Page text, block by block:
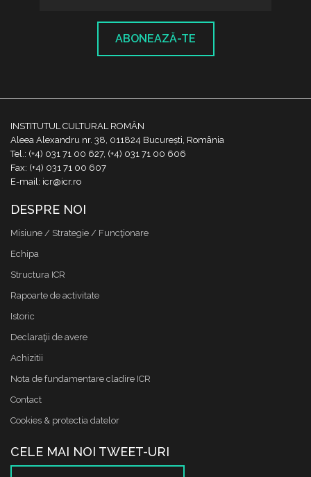
ABONEAZĂ-TE
INSTITUTUL CULTURAL ROMÂN
Aleea Alexandru nr. 38, 011824 București, România
Tel.: (+4) 031 71 00 627, (+4) 031 71 00 606
Fax: (+4) 031 71 00 607
E-mail: icr@icr.ro
DESPRE NOI
Misiune / Strategie / Funcţionare
Echipa
Structura ICR
Rapoarte de activitate
Istoric
Declaraţii de avere
Achizitii
Nota de fundamentare cladire ICR
Contact
Cookies & protectia datelor
CELE MAI NOI TWEET-URI